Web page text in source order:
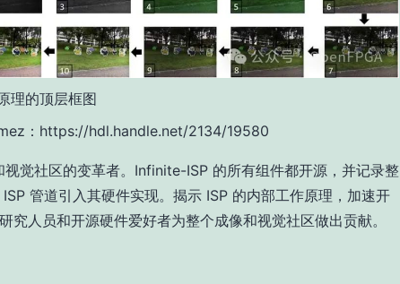
理的顶层框图
：https://hdl.handle.net/2134/19580
觉社区的变革者。Infinite-ISP 的所有组件都开源，并记录整
管道引入其硬件实现。揭示 ISP 的内部工作原理，加速开
究人员和开源硬件爱好者为整个成像和视觉社区做出贡献。